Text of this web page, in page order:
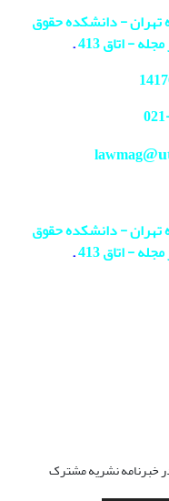
تهران - دانشکده حقوق
.
021
تهران - دانشکده حقوق
.
خبرنامه نشریه مشترک